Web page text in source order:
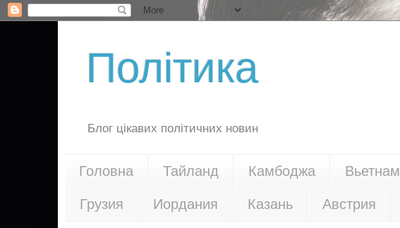
Політика
Блог цікавих політичних новин
Головна Тайланд Камбоджа Вьетнам
Грузия Иордания Казань Австрия